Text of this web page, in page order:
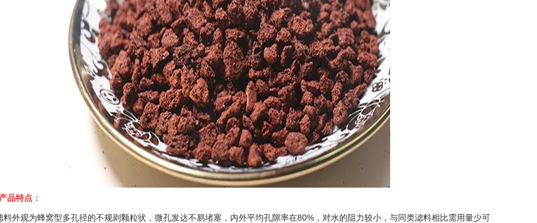
品特点：
料外观为蜂窝型多孔径的不规则颗粒状，微孔发达不易堵塞，内外平均孔隙率在80%，对水的阻力较小，与同类滤料相比需用量少可